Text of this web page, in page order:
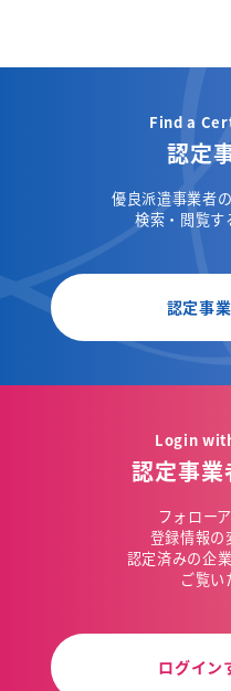
Find a
認定
優良派遣事業者
検索・閲覧す
認定事
Login
認定事
フォロー
登録情報の
認定済みの企
ご覧い
ログイン